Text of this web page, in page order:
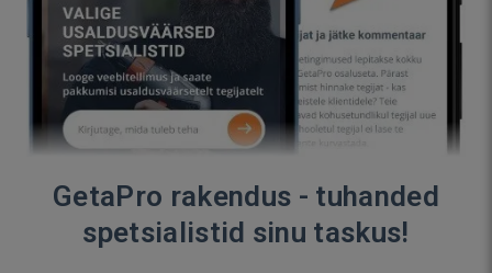
GetaPro rakendus - tuhanded
spetsialistid sinu taskus!